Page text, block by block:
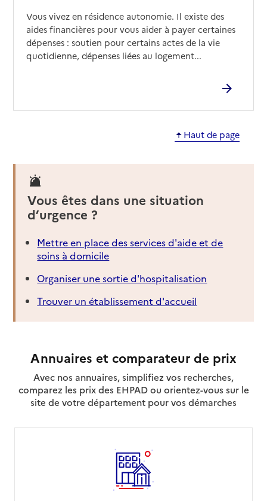
Vous vivez en résidence autonomie. Il existe des
aides financières pour vous aider à payer certaines
dépenses : soutien pour certains actes de la vie
quotidienne, dépenses liées au logement...
Haut de page
Vous êtes dans une situation
d’urgence ?
Mettre en place des services d'aide et de
soins à domicile
Organiser une sortie d'hospitalisation
Trouver un établissement d'accueil
Annuaires et comparateur de prix
Avec nos annuaires, simplifiez vos recherches,
comparez les prix des EHPAD ou orientez-vous sur le
site de votre département pour vos démarches